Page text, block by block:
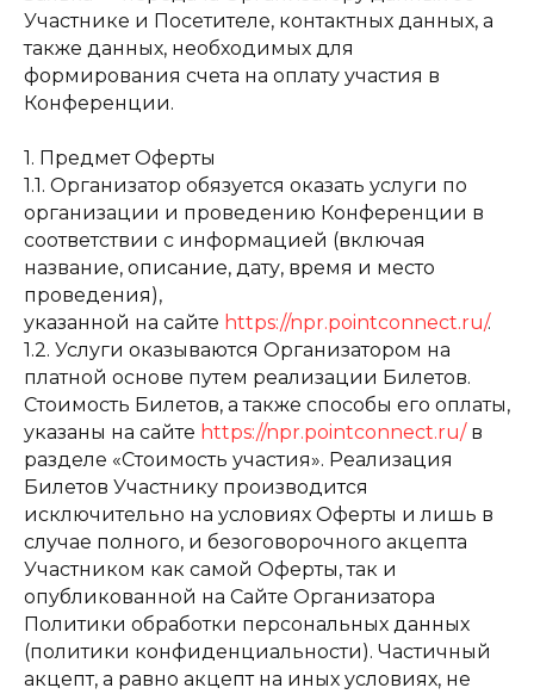
Участнике и Посетителе, контактных данных, а
также данных, необходимых для
формирования счета на оплату участия в
Конференции.
1. Предмет Оферты
1.1. Организатор обязуется оказать услуги по
организации и проведению Конференции в
соответствии с информацией (включая
название, описание, дату, время и место
проведения),
указанной на сайте https://npr.pointconnect.ru/.
1.2. Услуги оказываются Организатором на
платной основе путем реализации Билетов.
Стоимость Билетов, а также способы его оплаты,
указаны на сайте https://npr.pointconnect.ru/в
разделе «Стоимость участия». Реализация
Билетов Участнику производится
исключительно на условиях Оферты и лишь в
случае полного, и безоговорочного акцепта
Участником как самой Оферты, так и
опубликованной на Сайте Организатора
Политики обработки персональных данных
(политики конфиденциальности). Частичный
акцепт, а равно акцепт на иных условиях, не